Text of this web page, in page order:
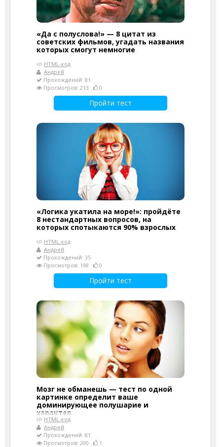
«Да с полуслова!» — 8 цитат из
советских фильмов, угадать названия
которых смогут немногие
HTML-код
Андрей
Прохождений: 81
Просмотров: 213
0
Пройти тест
«Логика укатила на море!»: пройдёте
8 нестандартных вопросов, на
которых спотыкаются 90% взрослых
HTML-код
Андрей
Прохождений: 35
Просмотров: 198
0
Пройти тест
Мозг не обманешь — тест по одной
картинке определит ваше
доминирующее полушарие и
характер
HTML-код
Андрей
Прохождений: 81
Просмотров: 200
1